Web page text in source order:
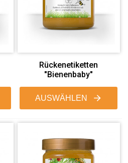
Rückenetiketten
"Bienenbaby"
AUSWÄHLEN